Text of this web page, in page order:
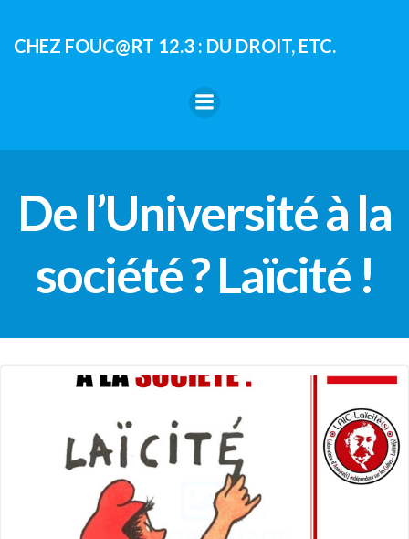
contenu
CHEZ FOUC@RT 12.3 : DU DROIT, ETC.
De l’Université à la
société ? Laïcité !